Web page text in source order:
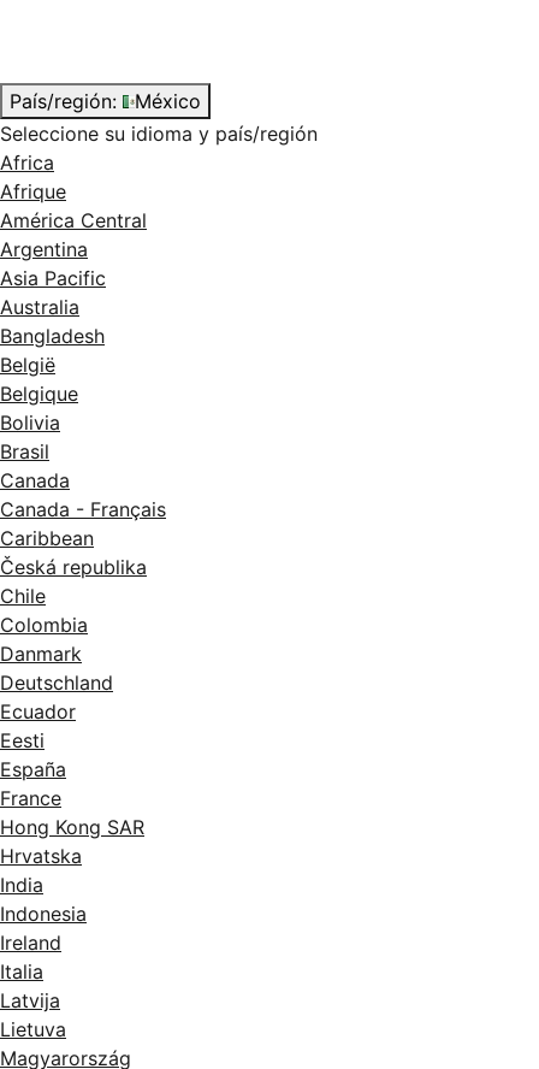
País/región:
México
Seleccione su idioma y país/región
Africa
Afrique
América Central
Argentina
Asia Pacific
Australia
Bangladesh
België
Belgique
Bolivia
Brasil
Canada
Canada - Français
Caribbean
Česká republika
Chile
Colombia
Danmark
Deutschland
Ecuador
Eesti
España
France
Hong Kong SAR
Hrvatska
India
Indonesia
Ireland
Italia
Latvija
Lietuva
Magyarország